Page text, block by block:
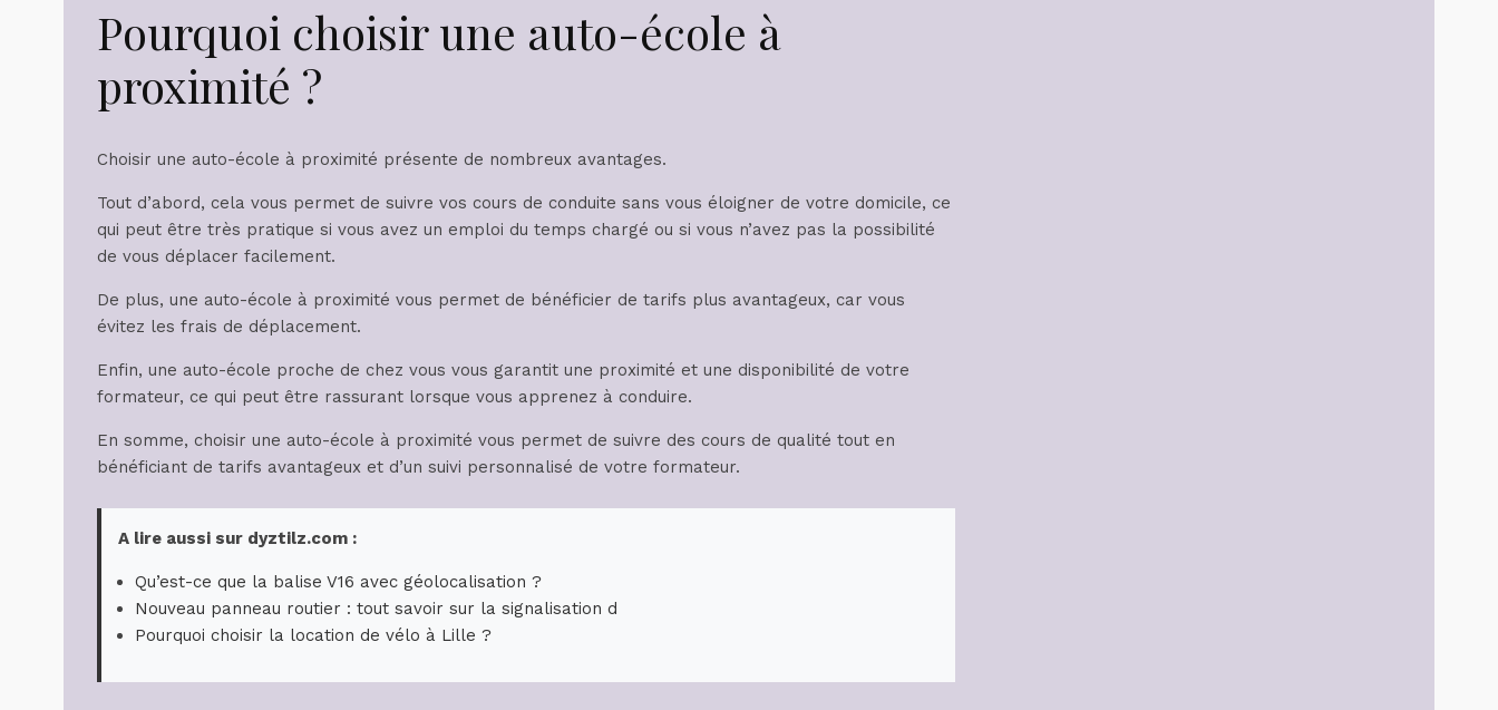
Pourquoi choisir une auto-école à
proximité ?
Choisir une auto-école à proximité présente de nombreux avantages.
Tout d’abord, cela vous permet de suivre vos cours de conduite sans vous éloigner de votre domicile, ce
qui peut être très pratique si vous avez un emploi du temps chargé ou si vous n’avez pas la possibilité
de vous déplacer facilement.
De plus, une auto-école à proximité vous permet de bénéficier de tarifs plus avantageux, car vous
évitez les frais de déplacement.
Enfin, une auto-école proche de chez vous vous garantit une proximité et une disponibilité de votre
formateur, ce qui peut être rassurant lorsque vous apprenez à conduire.
En somme, choisir une auto-école à proximité vous permet de suivre des cours de qualité tout en
bénéficiant de tarifs avantageux et d’un suivi personnalisé de votre formateur.
A lire aussi sur dyztilz.com :
Qu’est-ce que la balise V16 avec géolocalisation ?
Nouveau panneau routier : tout savoir sur la signalisation d
Pourquoi choisir la location de vélo à Lille ?